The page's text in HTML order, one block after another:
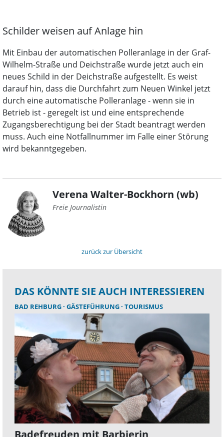
Schilder weisen auf Anlage hin
Mit Einbau der automatischen Polleranlage in der Graf-
Wilhelm-Straße und Deichstraße wurde jetzt auch ein
neues Schild in der Deichstraße aufgestellt. Es weist
darauf hin, dass die Durchfahrt zum Neuen Winkel jetzt
durch eine automatische Polleranlage - wenn sie in
Betrieb ist - geregelt ist und eine entsprechende
Zugangsberechtigung bei der Stadt beantragt werden
muss. Auch eine Notfallnummer im Falle einer Störung
wird bekanntgegeben.
Verena Walter-Bockhorn (wb)
Freie Journalistin
zurück zur Übersicht
DAS KÖNNTE SIE AUCH INTERESSIEREN
BAD REHBURG GÄSTEFÜHRUNG TOURISMUS
Badefreuden mit Barbierin